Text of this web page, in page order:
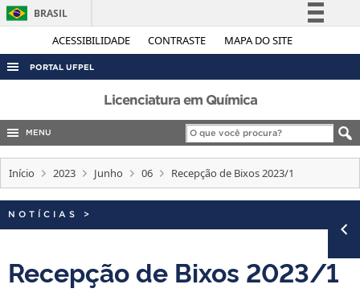
ACESSIBILIDADE CONTRASTE MAPA DO SITE
BRASIL
Simplifique!
Legislação
Canais
PORTAL UFPEL
ACESSO À INFORMAÇÃO
AUDITORIA
CONCURSOS
INTERNACIONAL
Licenciatura em Química
MENU
Início 2023 Junho 06 Recepção de Bixos 2023/1
NOTÍCIAS >
Recepção de Bixos 2023/1